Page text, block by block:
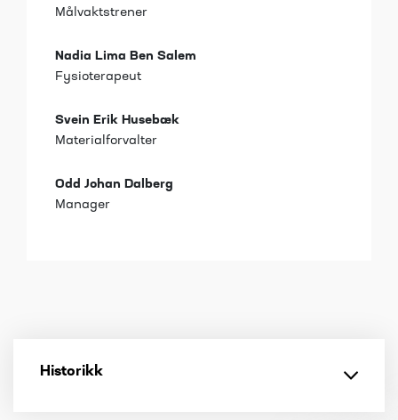
Målvaktstrener
Nadia Lima Ben Salem
Fysioterapeut
Svein Erik Husebæk
Materialforvalter
Odd Johan Dalberg
Manager
Historikk